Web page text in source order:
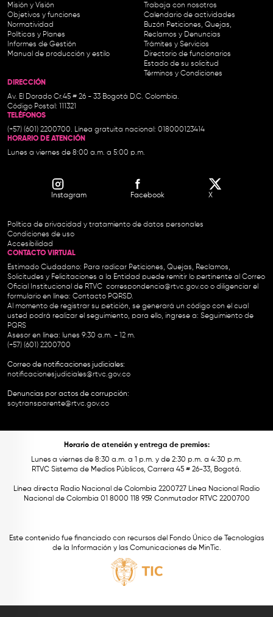
Misión y Visión
Objetivos y funciones
Normatividad
Políticas y Planes
Informes de Gestión
Manual de producción y estilo
Trabaja con nosotros
Calendario de actividades
Buzón Peticiones, Quejas,
Reclamos y Denuncias
Trámites y Servicios
Directorio de funcionarios
Estado de su solicitud
Términos y Condiciones
DIRECCIÓN
Av. El Dorado Cr.45 # 26 - 33 Bogotá D.C. Colombia.
Código Postal: 111321
TELÉFONOS
(+57) (601) 2200700. Línea gratuita nacional: 018000123414
HORARIO DE ATENCIÓN
Lunes a viernes de 8:00 a.m. a 5:00 p.m.
Instagram Facebook X
Política de privacidad y tratamiento de datos personales
Condiciones de uso
Accesibilidad
CONTACTO VIRTUAL
Estimado Ciudadano: Para radicar Peticiones, Quejas, Reclamos,
Solicitudes y Felicitaciones a la Entidad puede remitir lo pertinente al Correo
Oficial Institucional de RTVC correspondencia@rtvc.gov.co o diligenciar el
formulario en línea: Contacto PQRSD.
Al momento de registrar su petición, se generará un código con el cual
usted podrá realizar el seguimiento, para ello, ingrese a: Seguimiento de
PQRS
Asesor en línea: lunes 9:30 a.m. - 12 m.
(+57) (601) 2200700
Correo de notificaciones judiciales:
notificacionesjudiciales@rtvc.gov.co
Denuncias por actos de corrupción:
soytransparente@rtvc.gov.co
Horario de atención y entrega de premios:
Lunes a viernes de 8:30 a.m. a 1 p.m. y de 2:30 p.m. a 4:30 p.m.
RTVC Sistema de Medios Públicos, Carrera 45 # 26-33, Bogotá.
Línea directa Radio Nacional de Colombia 2200727 Línea Nacional Radio
Nacional de Colombia 01 8000 118 959. Conmutador RTVC 2200700
Este contenido fue financiado con recursos del Fondo Único de Tecnologías
de la Información y las Comunicaciones de MinTic.